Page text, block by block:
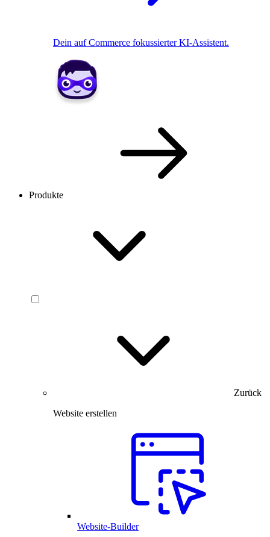
Dein auf Commerce fokussierter KI-Assistent.
Produkte
Zurück
Website erstellen
Website-Builder